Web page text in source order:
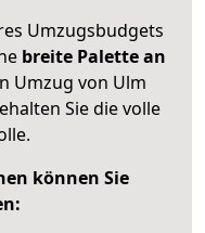
Umzugsbudgets
breite Palette an
Umzug von Ulm
Sie die volle
können Sie